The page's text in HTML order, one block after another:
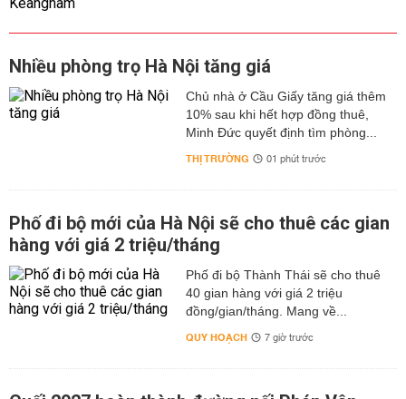
Nhiều phòng trọ Hà Nội tăng giá
Chủ nhà ở Cầu Giấy tăng giá thêm
10% sau khi hết hợp đồng thuê,
Minh Đức quyết định tìm phòng...
THỊ TRƯỜNG 01 phút trước
Phố đi bộ mới của Hà Nội sẽ cho thuê các gian
hàng với giá 2 triệu/tháng
Phố đi bộ Thành Thái sẽ cho thuê
40 gian hàng với giá 2 triệu
đồng/gian/tháng. Mang về...
QUY HOẠCH 7 giờ trước